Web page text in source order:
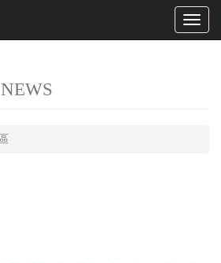
Toggle
NEWS